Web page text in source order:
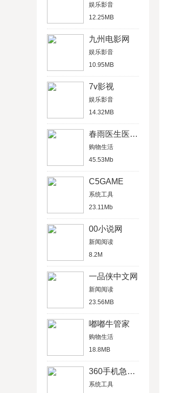
娱乐影音
12.25MB
九州电影网
娱乐影音
10.95MB
7v影视
娱乐影音
14.32MB
春雨医生医生版
购物生活
45.53Mb
C5GAME
系统工具
23.11Mb
00小说网
新闻阅读
8.2M
一品侠中文网
新闻阅读
23.56MB
嘟嘟牛管家
购物生活
18.8MB
360手机急救箱
系统工具